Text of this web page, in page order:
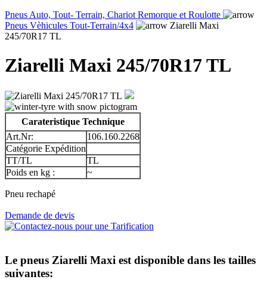
Pneus Auto, Tout- Terrain, Chariot Remorque et Roulotte
Pneus Vèhicules Tout-Terrain/4x4
Ziarelli Maxi
245/70R17 TL
Ziarelli Maxi 245/70R17 TL
Carateristique Technique
Art.Nr:
106.160.2268
Catégorie Expédition
TT/TL
TL
Poids en kg :
~
Pneu rechapé
Demande de devis
Le pneus Ziarelli Maxi est disponible dans les tailles
suivantes: